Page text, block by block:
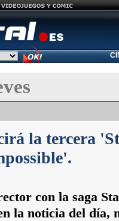
la tercera
con la saga
la noticia del día,